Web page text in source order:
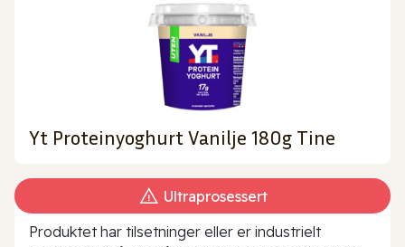
Yt Proteinyoghurt Vanilje 180g Tine
Ultraprosessert
Produktet har tilsetninger eller er industrielt